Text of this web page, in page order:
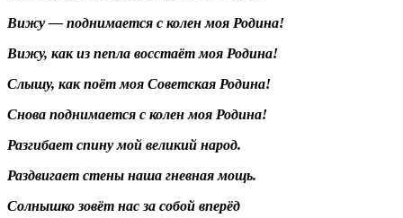
Вижy — поднимается с колен моя Родина!
Вижy, как из пепла восстаёт моя Родина!
Слышy, как поёт моя Советская Родина!
Снова поднимается с колен моя Родина!
Разгибает спину мой великий народ.
Раздвигает стены наша гневная мощь.
Солнышко зовёт нас за собой вперёд